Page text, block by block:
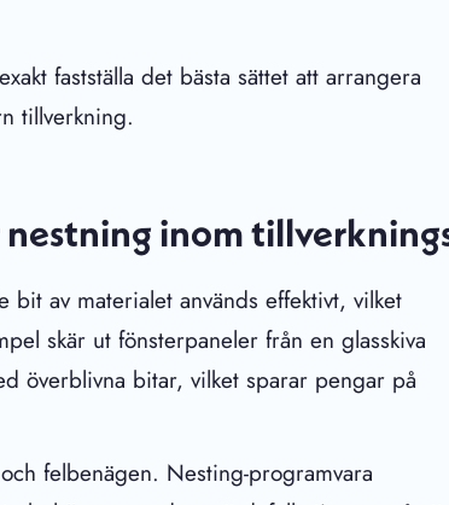
fastställa det bästa sättet att arrangera
tillverkning.
inom
av materialet används effektivt, vilket
skär ut fönsterpaneler från en glasskiva
överblivna bitar, vilket sparar pengar på
felbenägen. Nesting-programvara